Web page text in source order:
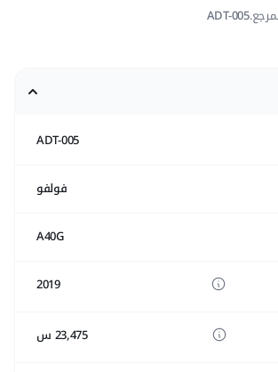
ADT-005
ADT-005
فولفو
A40G
2019
23,475 س